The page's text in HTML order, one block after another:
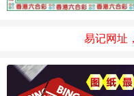
易记网址